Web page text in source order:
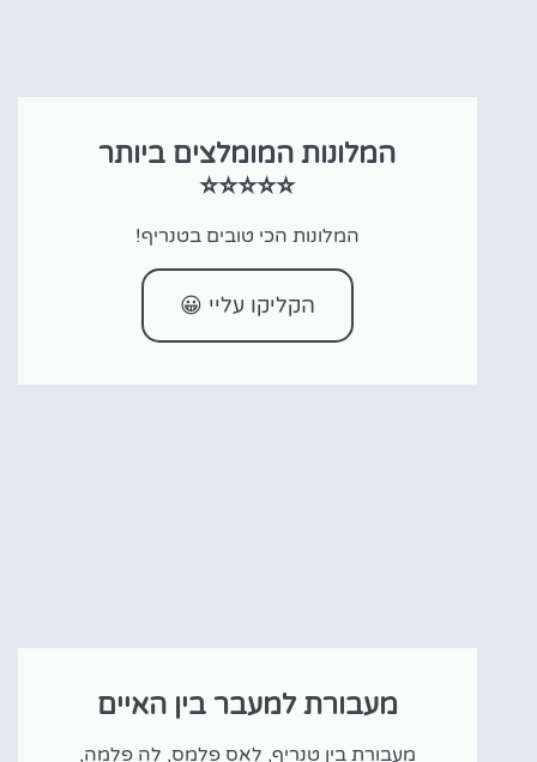
המלונות המומלצים ביותר
⭐⭐⭐⭐⭐
המלונות הכי טובים בטנריף!
הקליקו עליי 😀
מעבורת למעבר בין האיים
מעבורת בין טנריף, לאס פלמס, לה פלמה,